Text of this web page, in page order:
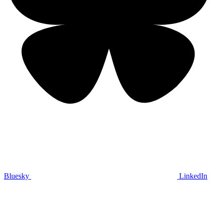
Bluesky LinkedIn